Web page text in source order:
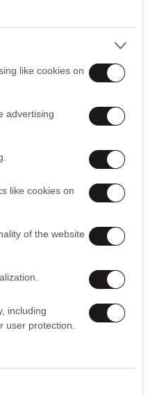
like cookies on
advertising
like cookies on
of the website
including
user protection.